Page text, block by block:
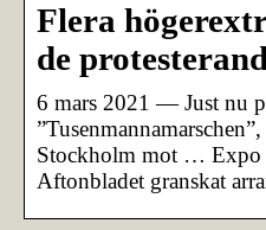
Flera
de
6 mars 2021 — Just nu
Stockholm mot … Expo
Aftonbladet granskat